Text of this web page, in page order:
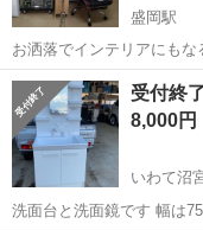
盛岡駅
お洒落でインテリアにもなるメ
でスタイリッシュでお部屋が引き立ちま
商品です。 どんだけうちが安いか知ってもらうためのアピール、戦略
商...
岩手 盛岡市 盛岡駅
8,000円
いわて沼
洗面台と洗面鏡です 幅は